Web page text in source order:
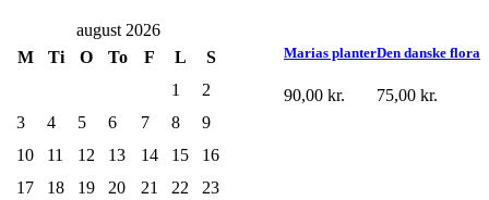
Den danske flora
75,00 kr.
Marias planter
90,00 kr.
august 2026
M
Ti O To F L
S
1
2
3
4 5 6 7 8
9
10
11 12 13 14 15
16
17
18 19 20 21 22
23